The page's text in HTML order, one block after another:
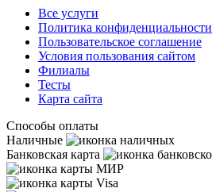
Все услуги
Политика конфиденциальности
Пользовательское cоглашение
Условия пользования сайтом
Филиалы
Тесты
Карта сайта
Способы оплаты
Наличные
Банковская карта